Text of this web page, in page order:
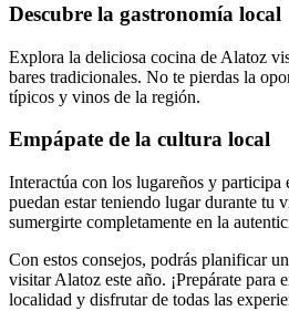
Descubre la gastronomía local
Explora la deliciosa cocina de Alatoz
bares tradicionales. No te pierdas la
típicos y vinos de la región.
Empápate de la cultura local
Interactúa con los lugareños y participa
puedan estar teniendo lugar durante tu
sumergirte completamente en la
Con estos consejos, podrás planificar
visitar Alatoz este año. ¡Prepárate para
localidad y disfrutar de todas las